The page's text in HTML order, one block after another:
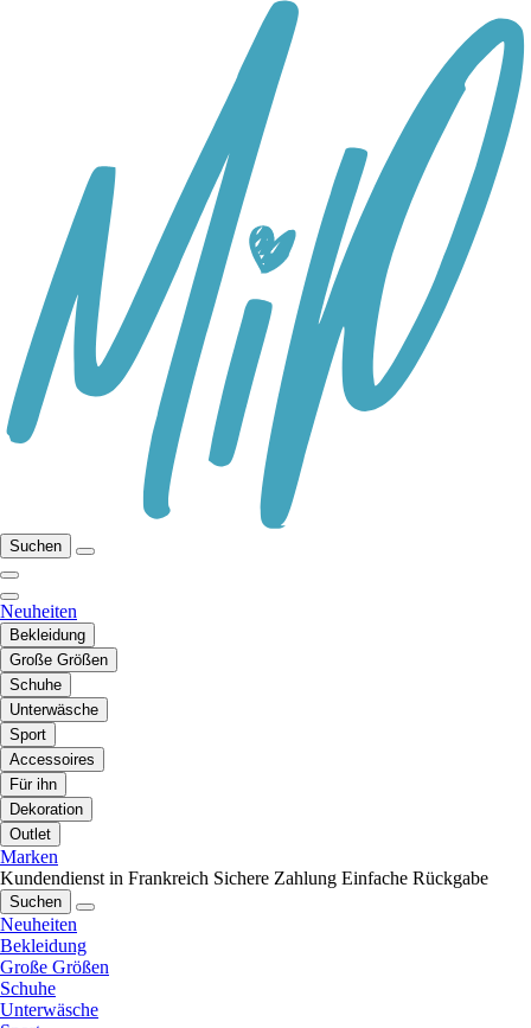
Suchen
Neuheiten
Bekleidung
Große Größen
Schuhe
Unterwäsche
Sport
Accessoires
Für ihn
Dekoration
Outlet
Marken
Kundendienst in Frankreich Sichere Zahlung Einfache Rückgabe
Suchen
Neuheiten
Bekleidung
Große Größen
Schuhe
Unterwäsche